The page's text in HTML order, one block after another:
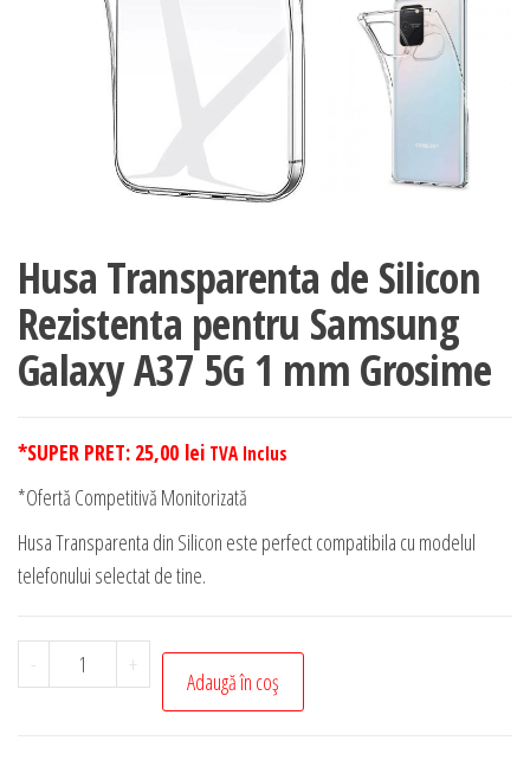
Husa Transparenta de Silicon
Rezistenta pentru Samsung
Galaxy A37 5G 1 mm Grosime
*SUPER PRET: 25,00 lei TVA Inclus
*Ofertă Competitivă Monitorizată
Husa Transparenta din Silicon este perfect compatibila cu modelul
telefonului selectat de tine.
-
Cantitate
Husa
+
Adaugă în coș